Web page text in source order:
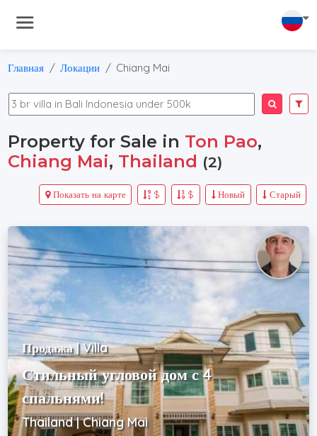
Главная Локации Chiang Mai
Property for Sale in Ton Pao,
Chiang Mai, Thailand (2)
Старый
Новый
$
$
Показать на карте
Продажа | Villa
Стильный угловой дом с 4
спальнями!
Thailand | Chiang Mai